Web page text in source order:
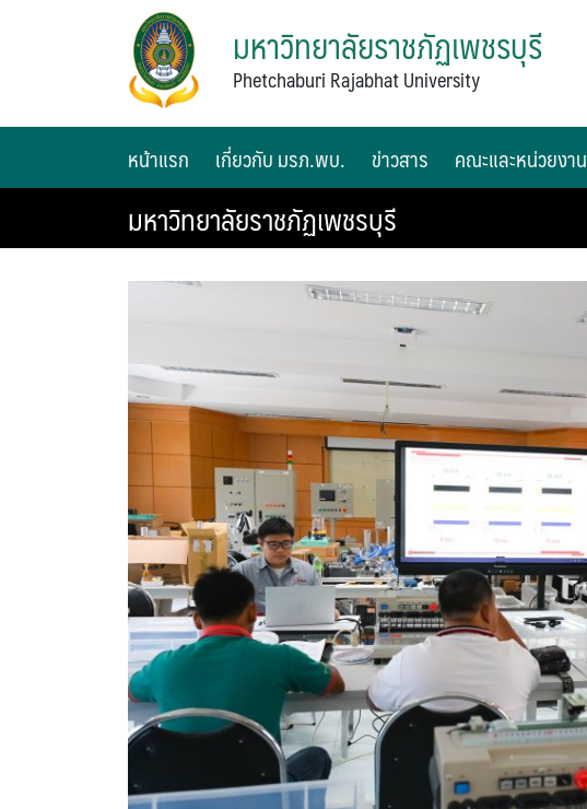
มหาวิทยาลัยราชภัฏเพชรบุรี
Phetchaburi Rajabhat University
หน้าแรก เกี่ยวกับ มรภ.พบ. ข่าวสาร คณะและหน่วยงาน
มหาวิทยาลัยราชภัฏเพชรบุรี